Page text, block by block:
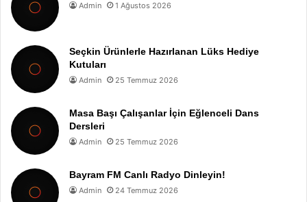
Admin 1 Ağustos 2026
Seçkin Ürünlerle Hazırlanan Lüks Hediye
Kutuları
Admin 25 Temmuz 2026
Masa Başı Çalışanlar İçin Eğlenceli Dans
Dersleri
Admin 25 Temmuz 2026
Bayram FM Canlı Radyo Dinleyin!
Admin 24 Temmuz 2026